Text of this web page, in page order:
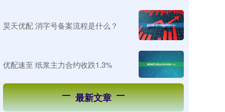
昊天优配 消字号备案流程是什么？
优配速至 纸浆主力合约收跌1.3%
最新文章